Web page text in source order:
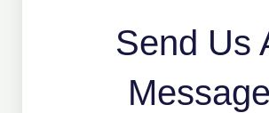
Send Us
Message